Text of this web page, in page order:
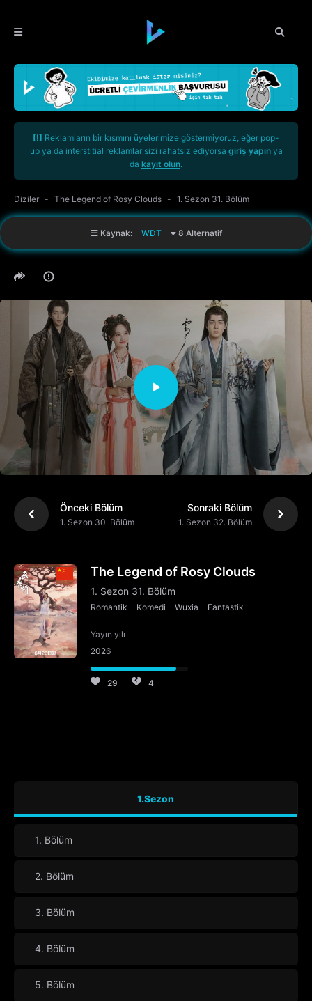
[!] Reklamların bir kısmını üyelerimize göstermiyoruz, eğer pop-
up ya da interstitial reklamlar sizi rahatsız ediyorsa giriş yapınya
da kayıt olun.
Diziler The Legend of Rosy Clouds 1. Sezon 31. Bölüm
Kaynak: WDT 8 Alternatif
Önceki Bölüm
1. Sezon 30. Bölüm
Sonraki Bölüm
1. Sezon 32. Bölüm
The Legend of Rosy Clouds
1. Sezon 31. Bölüm
Romantik Komedi Wuxia Fantastik
Yayın yılı
2026
29 4
1.Sezon
1. Bölüm
2. Bölüm
3. Bölüm
4. Bölüm
5. Bölüm